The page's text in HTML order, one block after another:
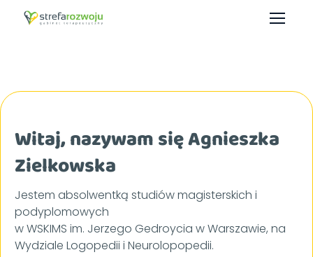
Witaj, nazywam sięAgnieszka
Zielkowska
Jestem absolwentką studiów magisterskich i
podyplomowych
w WSKIMS im. Jerzego Gedroycia w Warszawie, na
Wydziale Logopedii i Neurolopopedii.